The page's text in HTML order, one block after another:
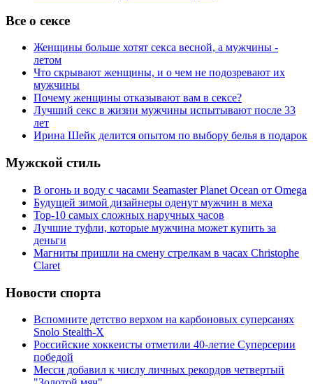
Все о сексе
Женщины больше хотят секса весной, а мужчины -
летом
Что скрывают женщины, и о чем не подозревают их
мужчины
Почему женщины отказывают вам в сексе?
Лучший секс в жизни мужчины испытывают после 33
лет
Ирина Шейк делится опытом по выбору белья в подарок
Мужской стиль
В огонь и воду с часами Seamaster Planet Ocean от Omega
Будущей зимой дизайнеры оденут мужчин в меха
Top-10 самых сложных наручных часов
Лучшие туфли, которые мужчина может купить за
деньги
Магниты пришли на смену стрелкам в часах Christophe
Claret
Новости спорта
Вспомните детство верхом на карбоновых суперсанях
Snolo Stealth-X
Российские хоккеисты отметили 40-летие Суперсерии
победой
Месси добавил к числу личных рекордов четвертый